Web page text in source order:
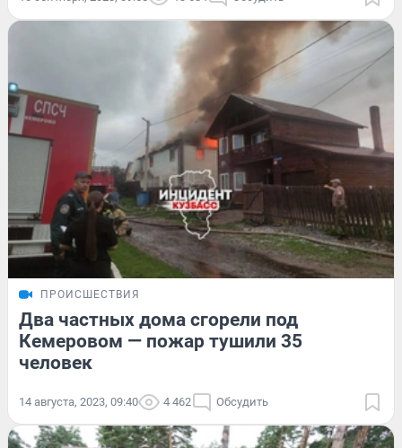
ПРОИСШЕСТВИЯ
Два частных дома сгорели под
Кемеровом — пожар тушили 35
человек
14 августа, 2023, 09:40 4 462 Обсудить